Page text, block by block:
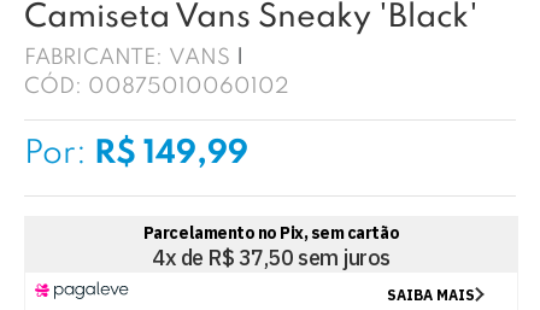
Camiseta Vans Sneaky 'Black'
FABRICANTE: VANS
CÓD: 00875010060102
Por: R$ 149,99